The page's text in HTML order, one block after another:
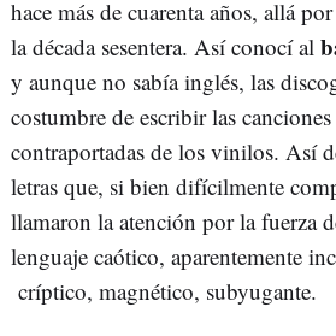
hace más de cuarenta años, allá
la década sesentera. Así conocí al
y aunque no sabía inglés, las
costumbre de escribir las
contraportadas de los vinilos. Así
letras que, si bien difícilmente
llamaron la atención por la fuerza
lenguaje caótico, aparentemente
críptico, magnético, subyugante.